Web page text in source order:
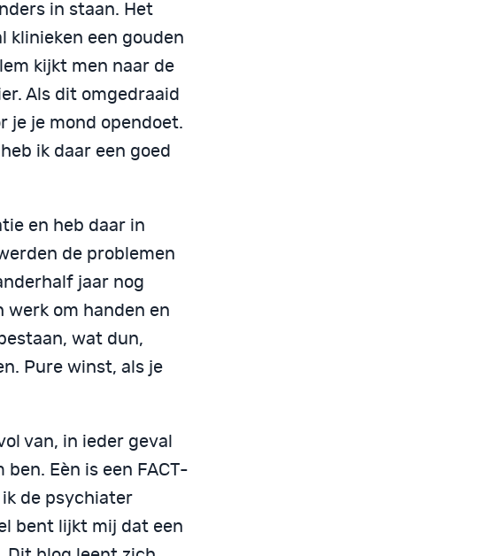
in staan. Het
klinieken een gouden
kijkt men naar de
Als dit omgedraaid
je je mond opendoet.
ik daar een goed
en heb daar in
de problemen
jaar nog
werk om handen en
wat dun,
Pure winst, als je
van, in ieder geval
Eèn is een FACT-
de psychiater
bent lijkt mij dat een